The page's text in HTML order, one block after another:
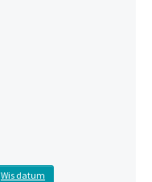
Wis datum